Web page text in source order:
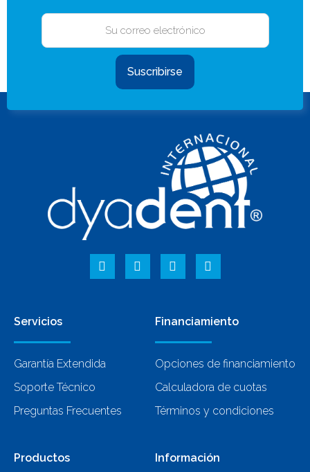
Suscribirse
Servicios
Garantía Extendida
Soporte Técnico
Preguntas Frecuentes
Financiamiento
Opciones de financiamiento
Calculadora de cuotas
Términos y condiciones
Productos Información